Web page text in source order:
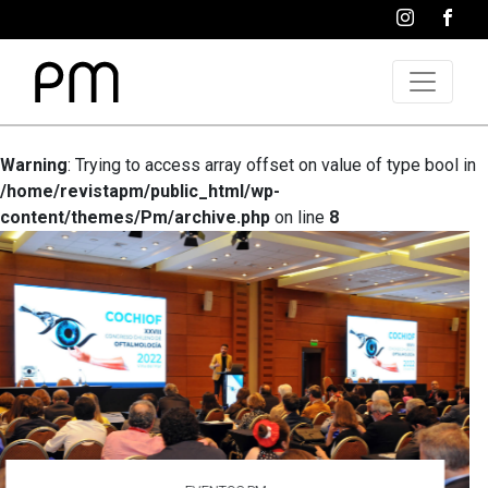
Warning: Trying to access array offset on value of type bool in
/home/revistapm/public_html/wp-
content/themes/Pm/archive.php on line 8